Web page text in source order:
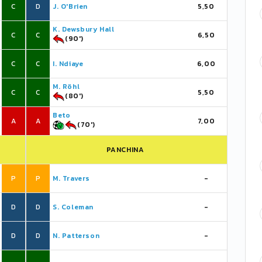
C
C
C
C
A
P
D
D
D J. O'Brien 5,50
C
K. Dewsbury Hall
(90')
6,50
C I. Ndiaye 6,00
C
M. Röhl
(80')
5,50
A
Beto
(70')
7,00
PANCHINA
P M. Travers -
D S. Coleman -
D N. Patterson -